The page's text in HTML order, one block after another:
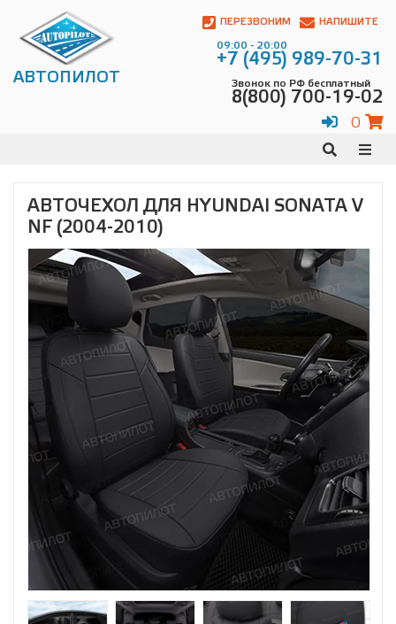
АВТОПИЛОТ
ПЕРЕЗВОНИМ НАПИШИТЕ
09:00 - 20:00
+7 (495) 989-70-31
Звонок по РФ бесплатный
8(800) 700-19-02
0
АВТОЧЕХОЛ ДЛЯ HYUNDAI SONATA V
NF (2004-2010)
Контакты:
Адрес:
Чагинская
700-
Телефон: +7
(495)
почта:
info@avtopilot1.ru